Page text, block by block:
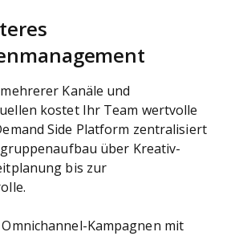
Kanäle und
kostet Ihr Team wertvolle
Side Platform zentralisiert
über Kreativ-
bis zur
Omnichannel-Kampagnen mit